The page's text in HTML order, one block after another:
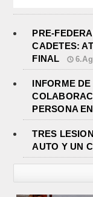
PRE-
CADETES:
FINAL
INFORME
PERSONA
TRES
AUTO Y UN